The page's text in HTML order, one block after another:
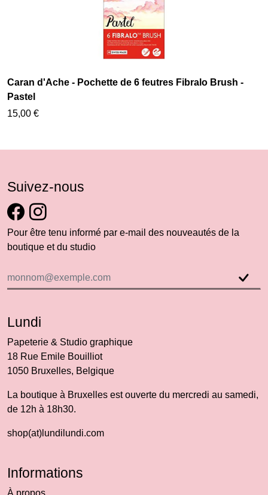
Caran d'Ache - Pochette de 6 feutres Fibralo Brush -
Pastel
15,00 €
Suivez-nous
Pour être tenu informé par e-mail des nouveautés de la
boutique et du studio
Lundi
Papeterie & Studio graphique
18 Rue Emile Bouilliot
1050 Bruxelles, Belgique
La boutique à Bruxelles est ouverte du mercredi au samedi,
de 12h à 18h30.
shop(at)lundilundi.com
Informations
À propos